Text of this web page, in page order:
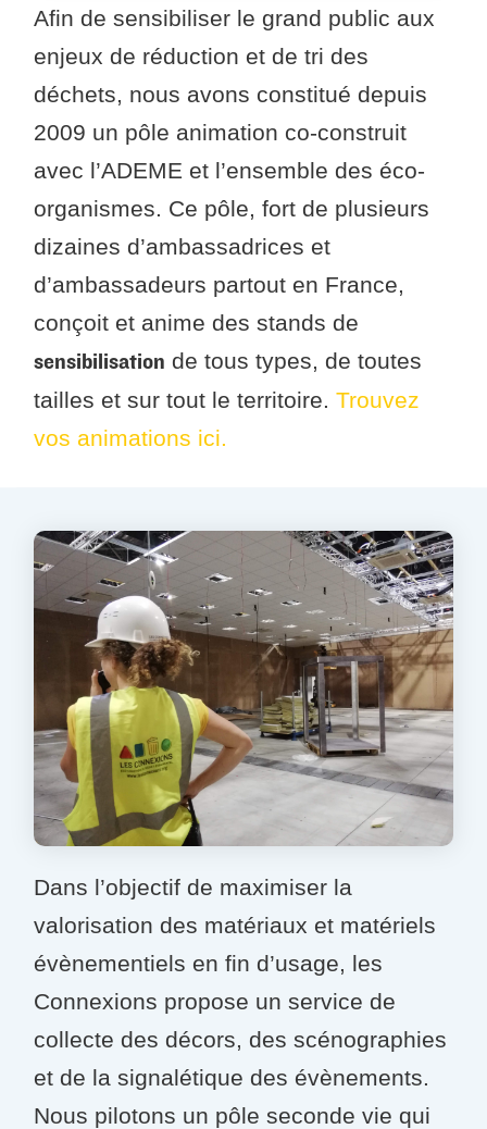
Afin de sensibiliser le grand public aux
enjeux de réduction et de tri des
déchets, nous avons constitué depuis
2009 un pôle animation co-construit
avec l’ADEME et l’ensemble des éco-
organismes. Ce pôle, fort de plusieurs
dizaines d’ambassadrices et
d’ambassadeurs partout en France,
conçoit et anime des stands de
sensibilisation de tous types, de toutes
tailles et sur tout le territoire. Trouvez
vos animations ici.
Dans l’objectif de maximiser la
valorisation des matériaux et matériels
évènementiels en fin d’usage, les
Connexions propose un service de
collecte des décors, des scénographies
et de la signalétique des évènements.
Nous pilotons un pôle seconde vie qui